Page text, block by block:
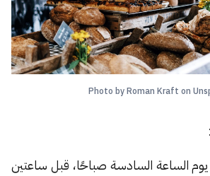
Photo by Roman Kraft on
الساعة السادسة صباحًا، قبل ساعتين